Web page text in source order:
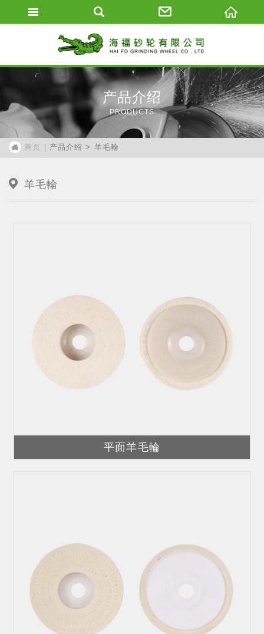
产品介绍
PRODUCTS
首页 产品介绍 羊毛輪
羊毛輪
平面羊毛輪